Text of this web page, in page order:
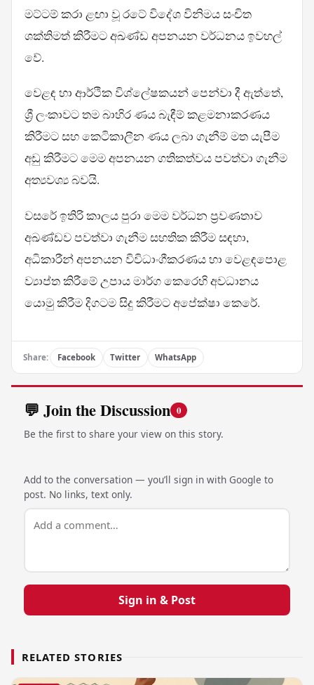
මට්ටම් කරා ළඟා වූ රටේ විදේශ විනිමය සංචිත
ශක්තිමත් කිරීමට අඛණ්ඩ අපනයන වර්ධනය ඉවහල්
වේ.
වෙළඳ හා ආර්ථික විශ්ලේෂකයන් පෙන්වා දී ඇත්තේ,
ශ්‍රී ලංකාවට තම බාහිර ණය බැඳීම් කළමනාකරණය
කිරීමට සහ කෙටිකාලීන ණය ලබා ගැනීම් මත යැපීම
අඩු කිරීමට මෙම අපනයන ගතිකත්වය පවත්වා ගැනීම
අත්‍යවශ්‍ය බවයි.
වසරේ ඉතිරි කාලය පුරා මෙම වර්ධන ප්‍රවණතාව
අඛණ්ඩව පවත්වා ගැනීම සහතික කිරීම සඳහා,
අධිකාරීන් අපනයන විවිධාංගීකරණය හා වෙළඳපොළ
ව්‍යාප්ත කිරීමේ උපාය මාර්ග කෙරෙහි අවධානය
යොමු කිරීම දිගටම සිදු කිරීමට අපේක්ෂා කෙරේ.
Share: Facebook Twitter WhatsApp
💬 Join the Discussion 0
Be the first to share your view on this story.
Add to the conversation — you’ll sign in with Google to
post. No links, text only.
Sign in & Post
RELATED STORIES